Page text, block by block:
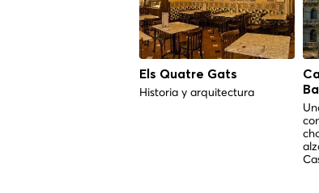
Els Quatre Gats
Historia y arquitectura